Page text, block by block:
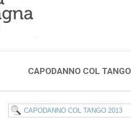
CAPODANNO COL